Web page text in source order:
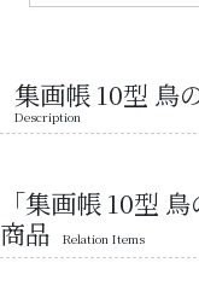
集画帳 10型 鳥
Description
「集画帳 10型
商品
Relation Items